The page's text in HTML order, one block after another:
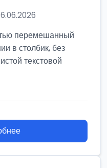
перемешанный
в столбик, без
текстовой
производстве: